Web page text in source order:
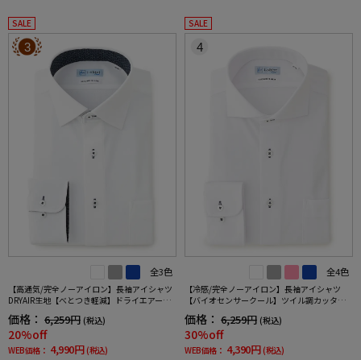
SALE
3
全3色
【高通気/完全ノーアイロン】長袖アイシャツ
DRYAIR生地【べとつき軽減】ドライエアース
トライプ調セミワイド別布ストライプ形態安
定ストレッチ防汚効果吸汗速乾ワイシャツ春
夏
価格： 6,259円 (税込)
20%off
WEB価格： 4,990円 (税込)
SALE
4
全4色
【冷感/完全ノーアイロン】長袖アイシャツ
【バイオセンサークール】ツイル調カッタウ
ェイ織柄無地形態安定ストレッチ防汚効果吸
汗速乾ワイシャツ春夏
価格： 6,259円 (税込)
30%off
WEB価格： 4,390円 (税込)